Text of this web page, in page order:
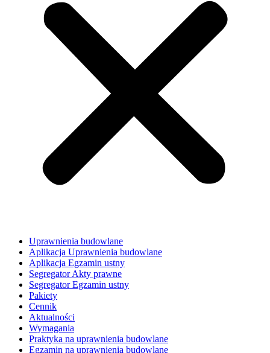
Uprawnienia budowlane
Aplikacja Uprawnienia budowlane
Aplikacja Egzamin ustny
Segregator Akty prawne
Segregator Egzamin ustny
Pakiety
Cennik
Aktualności
Wymagania
Praktyka na uprawnienia budowlane
Egzamin na uprawnienia budowlane